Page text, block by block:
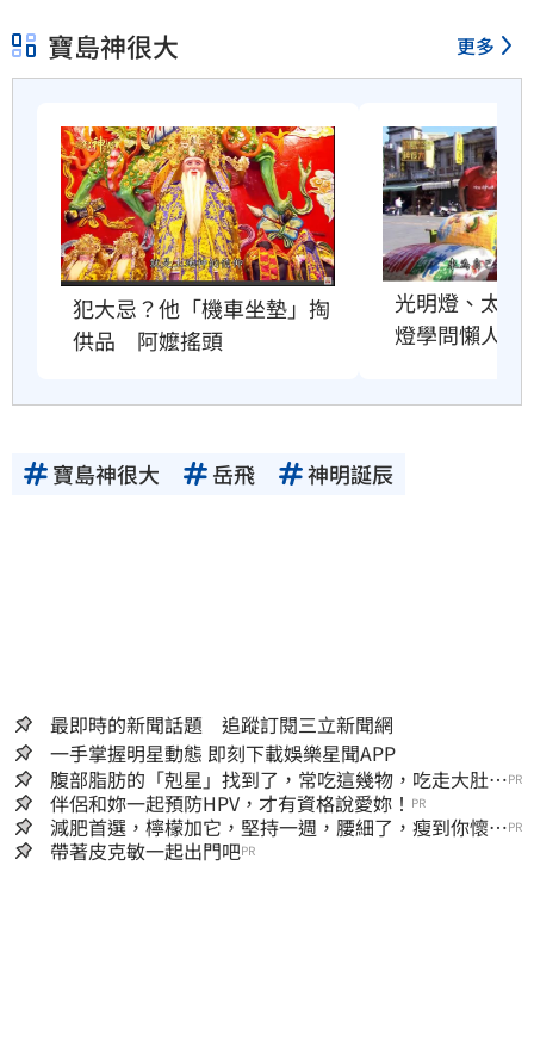
寶島神很大 更多
犯大忌？他「機車坐墊」掏
供品　阿嬤搖頭
光明燈、太歲
燈學問懶人包
寶島神很大 岳飛 神明誕辰
最即時的新聞話題 追蹤訂閱三立新聞網
一手掌握明星動態 即刻下載娛樂星聞APP
腹部脂肪的「剋星」找到了，常吃這幾物，吃走大肚
囊，瘦出小蠻腰
PR
伴侶和妳一起預防HPV，才有資格說愛妳！ PR
減肥首選，檸檬加它，堅持一週，腰細了，瘦到你懷疑
人生
PR
帶著皮克敏一起出門吧PR